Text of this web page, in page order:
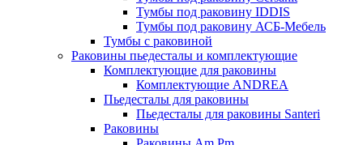
Тумбы под раковину IDDIS
Тумбы под раковину АСБ-Мебель
Тумбы с раковиной
Раковины пьедесталы и комплектующие
Комплектующие для раковины
Комплектующие ANDREA
Пьедесталы для раковины
Пьедесталы для раковины Santeri
Раковины